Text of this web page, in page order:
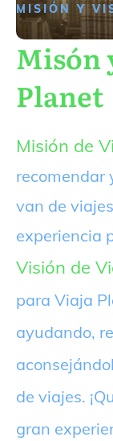
MISIÓN Y
Misón
Planet
Misión de
recomendar
van de
experiencia
Visión de
para Viaja
ayudando,
de viajes.
gran